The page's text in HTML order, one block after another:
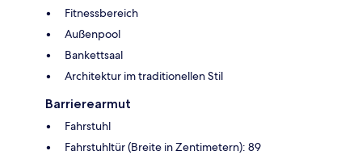
Fitnessbereich
Außenpool
Bankettsaal
Architektur im traditionellen Stil
Barrierearmut
Fahrstuhl
Fahrstuhltür (Breite in Zentimetern): 89